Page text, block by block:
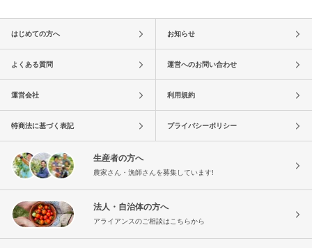
はじめての方へ お知らせ
よくある質問 運営へのお問い合わせ
運営会社 利用規約
特商法に基づく表記 プライバシーポリシー
生産者の方へ
農家さん・漁師さんを募集しています!
法人・自治体の方へ
アライアンスのご相談はこちらから